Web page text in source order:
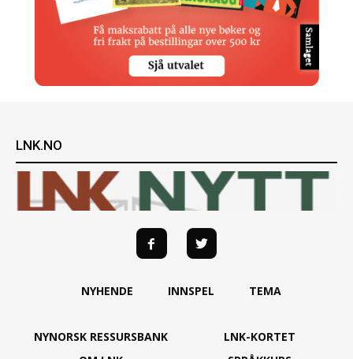
LNK.NO
NYHENDE INNSPEL TEMA
NYNORSK RESSURSBANK
LNK-KORTET